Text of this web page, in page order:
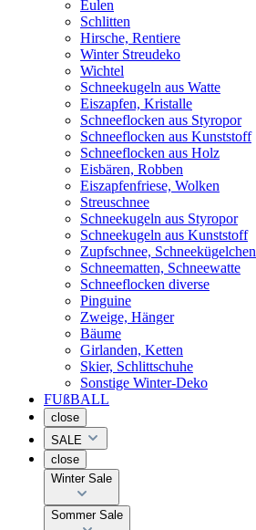
Eulen
Schlitten
Hirsche, Rentiere
Winter Streudeko
Wichtel
Schneekugeln aus Watte
Eiszapfen, Kristalle
Schneeflocken aus Styropor
Schneeflocken aus Kunststoff
Schneeflocken aus Holz
Eisbären, Robben
Eiszapfenfriese, Wolken
Streuschnee
Schneekugeln aus Styropor
Schneekugeln aus Kunststoff
Zupfschnee, Schneekügelchen
Schneematten, Schneewatte
Schneeflocken diverse
Pinguine
Zweige, Hänger
Bäume
Girlanden, Ketten
Skier, Schlittschuhe
Sonstige Winter-Deko
FUßBALL
close
SALE
close
Winter Sale
Sommer Sale